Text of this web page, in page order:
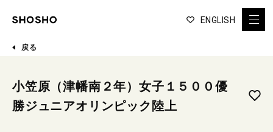
ENGLISH
戻る
小笠原（津幡南２年）女子１５００優
勝ジュニアオリンピック陸上